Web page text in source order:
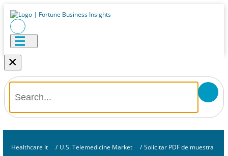
×
Healthcare It / U.S. Telemedicine Market / Solicitar PDF de muestra